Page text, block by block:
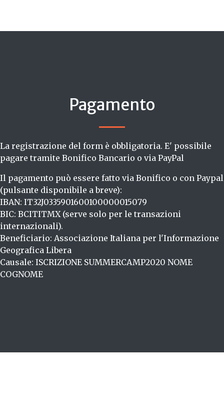
Pagamento
La registrazione del form è obbligatoria. E' possibile
pagare tramite Bonifico Bancario o via PayPal
Il pagamento può essere fatto via Bonifico o con Paypal
(pulsante disponibile a breve):
IBAN: IT32J0335901600100000015079
BIC: BCITITMX (serve solo per le transazioni
internazionali).
Beneficiario: Associazione Italiana per l'Informazione
Geografica Libera
Causale: ISCRIZIONE SUMMERCAMP2020 NOME
COGNOME